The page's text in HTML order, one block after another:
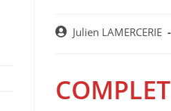
PostJulien LAMERCERIE